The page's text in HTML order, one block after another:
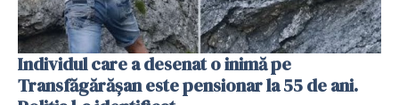
Individul care a desenat o inimă pe
Transfăgărășan este pensionar la 55 de ani.